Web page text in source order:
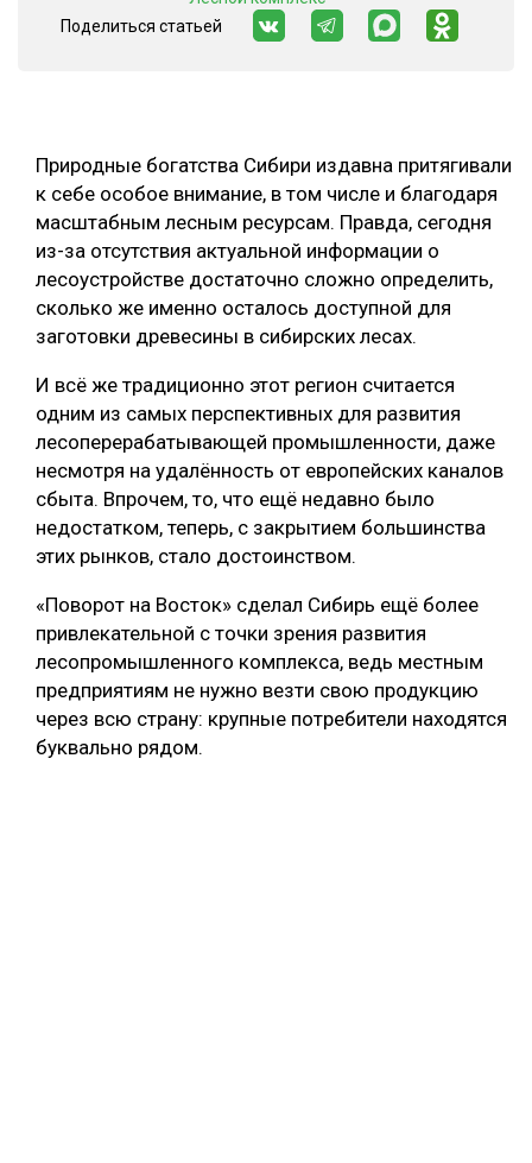
СУШКА ДРЕВЕСИНЫ
Природные богатства Сибири издавна притягивали
к себе особое внимание, в том числе и благодаря
масштабным лесным ресурсам. Правда, сегодня
из-за отсутствия актуальной информации о
лесоустройстве достаточно сложно определить,
сколько же именно осталось доступной для
заготовки древесины в сибирских лесах.
И всё же традиционно этот регион считается
одним из самых перспективных для развития
лесоперерабатывающей промышленности, даже
несмотря на удалённость от европейских каналов
сбыта. Впрочем, то, что ещё недавно было
недостатком, теперь, с закрытием большинства
этих рынков, стало достоинством.
«Поворот на Восток» сделал Сибирь ещё более
привлекательной с точки зрения развития
лесопромышленного комплекса, ведь местным
предприятиям не нужно везти свою продукцию
через всю страну: крупные потребители находятся
буквально рядом.
Поделиться статьей